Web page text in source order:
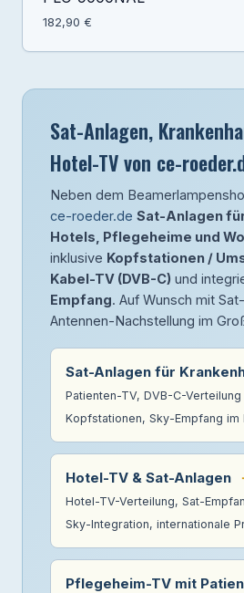
182,90 €
Sat-Anlagen,
Hotel-TV von ce-
Neben dem
ce-roeder.de Sat-Anlagen
Hotels, Pflegeheime und
inklusive Kopfstationen /
Kabel-TV (DVB-C) und
Empfang. Auf Wunsch mit
Antennen-Nachstellung im
Sat-Anlagen für
Patienten-TV, DVB-C-
Kopfstationen, Sky-Empfang im
Hotel-TV & Sat-Anlagen
Hotel-TV-Verteilung, Sat-
Sky-Integration, internationale
Pflegeheim-TV mit